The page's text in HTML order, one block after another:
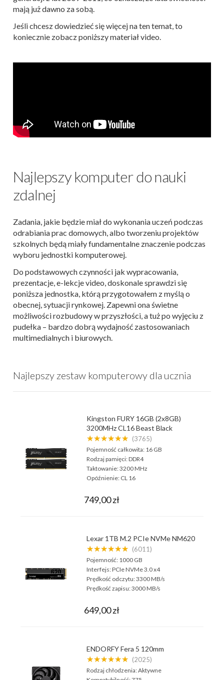
mają już dawno za sobą.
Jeśli chcesz dowiedzieć się więcej na ten temat, to
koniecznie zobacz poniższy materiał video.
Najlepszy komputer do nauki
zdalnej
Zadania, jakie będzie miał do wykonania uczeń podczas
odrabiania prac domowych, albo tworzeniu projektów
szkolnych będą miały fundamentalne znaczenie podczas
wyboru jednostki komputerowej.
Do podstawowych czynności jak wypracowania,
prezentacje, e-lekcje video, doskonale sprawdzi się
poniższa jednostka, którą przygotowałem z myślą o
obecnej, sytuacji rynkowej. Zapewni ona świetne
możliwości rozbudowy w przyszłości, a tuż po wyjęciu z
pudełka – bardzo dobrą wydajność zastosowaniach
multimedialnych i biurowych.
Najlepszy zestaw komputerowy dla ucznia
Kingston FURY 16GB (2x8GB)
3200MHz CL16 Beast Black
★★★★★★ (3765)
Pojemność całkowita: 16 GB
Rodzaj pamięci:DDR4
Taktowanie:3200 MHz
Opóźnienie: CL 16
749,00 zł
Lexar 1TB M.2 PCIe NVMe NM620
★★★★★★ (6011)
Pojemność: 1000 GB
Interfejs:PCIe NVMe 3.0 x4
Prędkość odczytu:3300 MB/s
Prędkość zapisu:3000 MB/s
649,00 zł
ENDORFY Fera 5 120mm
★★★★★★ (2025)
Rodzaj chłodzenia:Aktywne